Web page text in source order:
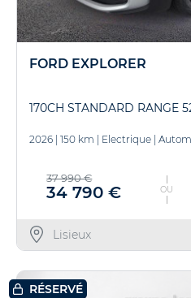
FORD EXPLORER
170CH STANDARD RANGE
2026 150 km Electrique
37 990 €
34 790 € OU
Lisieux
RÉSERVÉ